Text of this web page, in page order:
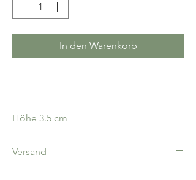
In den Warenkorb
Höhe 3.5 cm
Versand